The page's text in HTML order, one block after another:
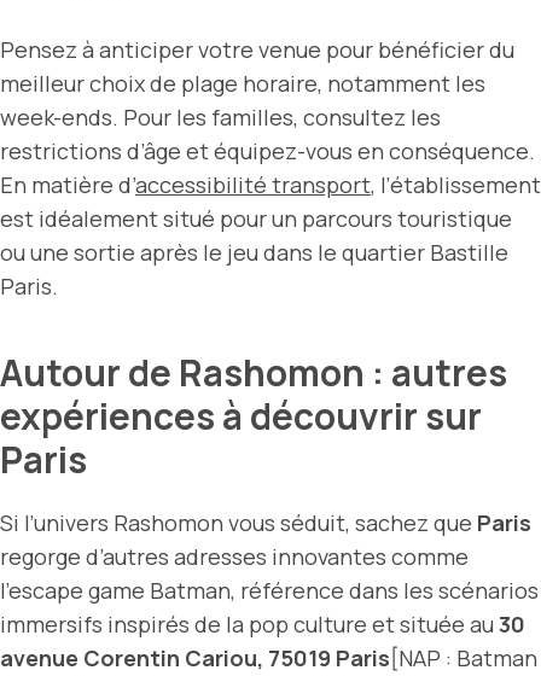
Pensez à anticiper votre venue pour bénéficier du
meilleur choix de plage horaire, notamment les
week-ends. Pour les familles, consultez les
restrictions d’âge et équipez-vous en conséquence.
En matière d’accessibilité transport, l’établissement
est idéalement situé pour un parcours touristique
ou une sortie après le jeu dans le quartier Bastille
Paris.
Autour de Rashomon : autres
expériences à découvrir sur
Paris
Si l’univers Rashomon vous séduit, sachez que Paris
regorge d’autres adresses innovantes comme
l’escape game Batman, référence dans les scénarios
immersifs inspirés de la pop culture et située au 30
avenue Corentin Cariou, 75019 Paris[NAP : Batman